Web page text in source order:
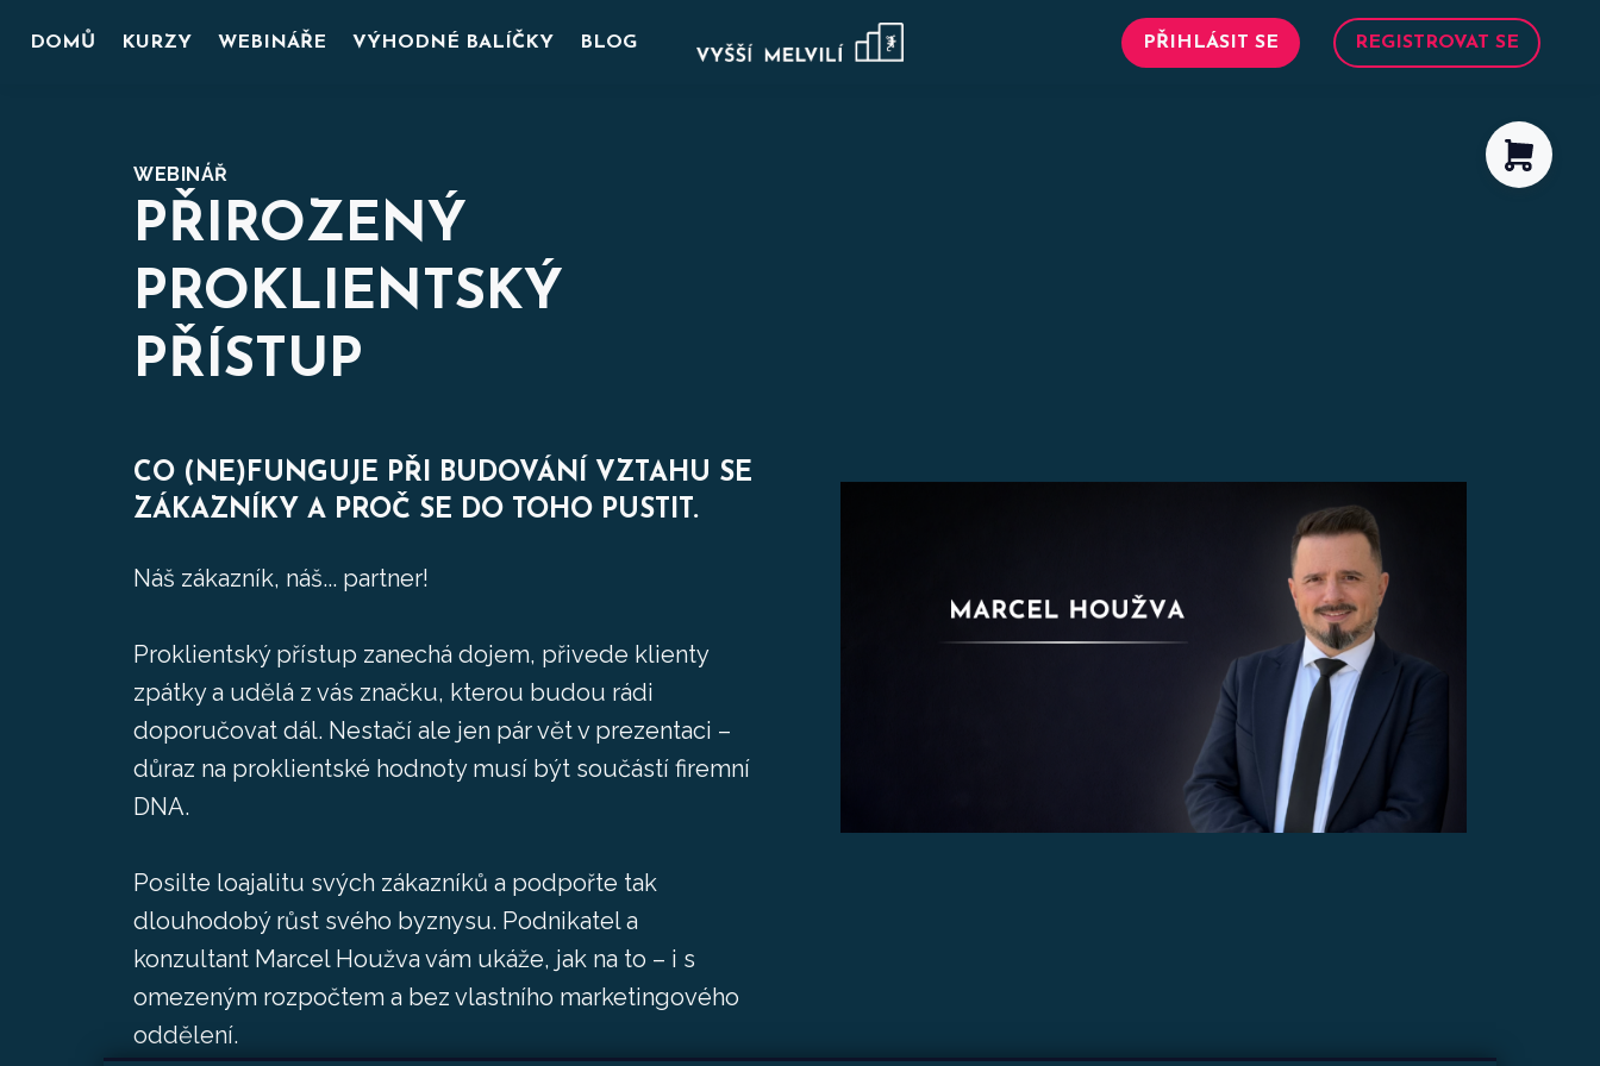
DOMŮ KURZY WEBINÁŘE VÝHODNÉ BALÍČKY BLOG PŘIHLÁSIT SE REGISTROVAT SE
WEBINÁŘ
PŘIROZENÝ
PROKLIENTSKÝ
PŘÍSTUP
CO (NE)FUNGUJE PŘI BUDOVÁNÍ VZTAHU SE
ZÁKAZNÍKY A PROČ SE DO TOHO PUSTIT.
Náš zákazník, náš... partner!
Proklientský přístup zanechá dojem, přivede klienty
zpátky a udělá z vás značku, kterou budou rádi
doporučovat dál. Nestačí ale jen pár vět v prezentaci –
důraz na proklientské hodnoty musí být součástí firemní
DNA.
Posilte loajalitu svých zákazníků a podpořte tak
dlouhodobý růst svého byznysu. Podnikatel a
konzultant Marcel Houžva vám ukáže, jak na to – i s
omezeným rozpočtem a bez vlastního marketingového
oddělení.